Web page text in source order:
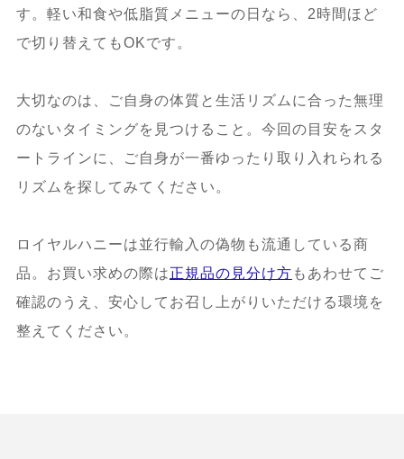
す。軽い和食や低脂質メニューの日なら、2時間ほど
で切り替えてもOKです。
大切なのは、ご自身の体質と生活リズムに合った無理
のないタイミングを見つけること。今回の目安をスタ
ートラインに、ご自身が一番ゆったり取り入れられる
リズムを探してみてください。
ロイヤルハニーは並行輸入の偽物も流通している商
品。お買い求めの際は正規品の見分け方 もあわせてご
確認のうえ、安心してお召し上がりいただける環境を
整えてください。